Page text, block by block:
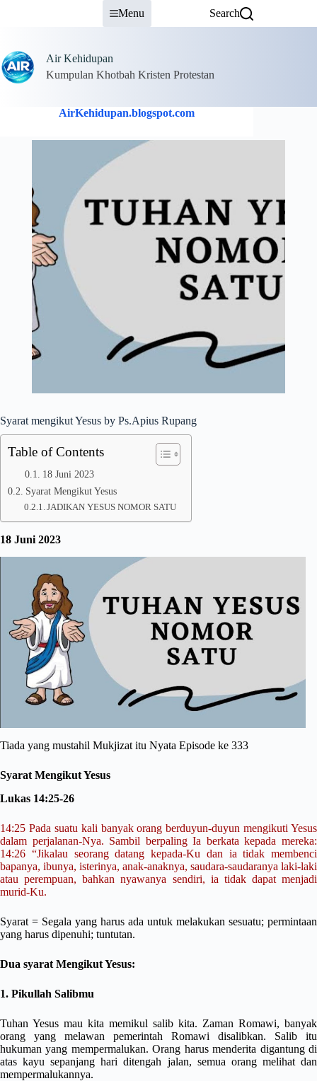
Menu Search
Air Kehidupan
Kumpulan Khotbah Kristen Protestan
AirKehidupan.blogspot.com
Syarat mengikut Yesus by Ps.Apius Rupang
Table of Contents
18 Juni 2023
Syarat Mengikut Yesus
JADIKAN YESUS NOMOR SATU
18 Juni 2023
Tiada yang mustahil Mukjizat itu Nyata Episode ke 333
Syarat Mengikut Yesus
Lukas 14:25-26
14:25 Pada suatu kali banyak orang berduyun-duyun mengikuti Yesus
dalam perjalanan-Nya. Sambil berpaling Ia berkata kepada mereka:
14:26 “Jikalau seorang datang kepada-Ku dan ia tidak membenci
bapanya, ibunya, isterinya, anak-anaknya, saudara-saudaranya laki-laki
atau perempuan, bahkan nyawanya sendiri, ia tidak dapat menjadi
murid-Ku.
Syarat = Segala yang harus ada untuk melakukan sesuatu; permintaan
yang harus dipenuhi; tuntutan.
Dua syarat Mengikut Yesus:
1. Pikullah Salibmu
Tuhan Yesus mau kita memikul salib kita. Zaman Romawi, banyak
orang yang melawan pemerintah Romawi disalibkan. Salib itu
hukuman yang mempermalukan. Orang harus menderita digantung di
atas kayu sepanjang hari ditengah jalan, semua orang melihat dan
mempermalukannya.